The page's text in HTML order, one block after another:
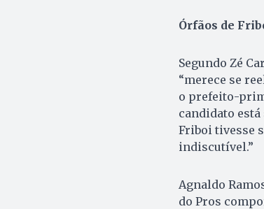
Órfãos de
Segundo Zé
“merece se
o prefeito-
candidato está
Friboi tivesse
indiscutível.”
Agnaldo
do Pros